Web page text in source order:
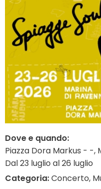
Dove e quando:
Piazza Dora Markus - -,
Dal 23 luglio al 26 luglio
Categoria:Concerto,